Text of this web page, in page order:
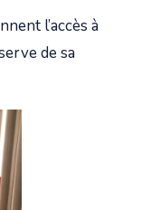
l’accès à
de sa